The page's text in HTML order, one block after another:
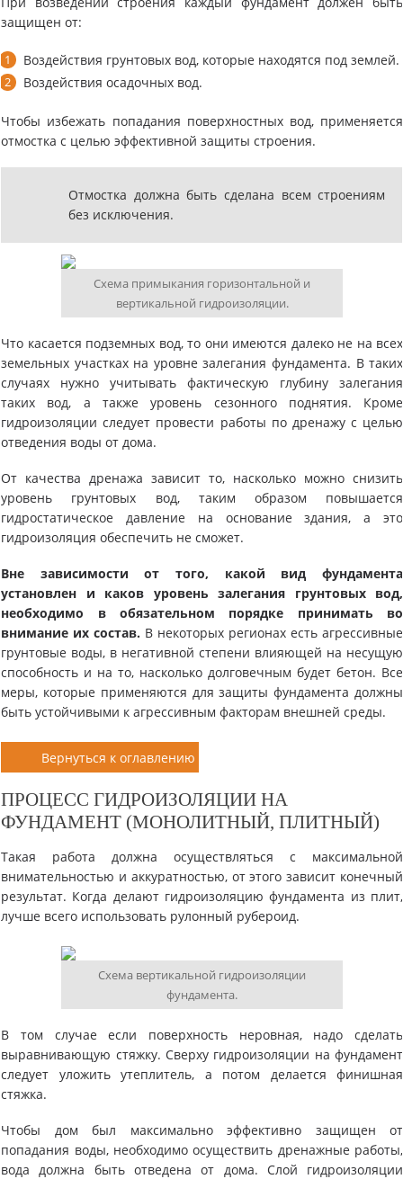
защищен от:
Воздействия грунтовых вод, которые находятся под землей.
Воздействия осадочных вод.
Чтобы избежать попадания поверхностных вод, применяется
отмостка с целью эффективной защиты строения.
Отмостка должна быть сделана всем строениям
без исключения.
Схема примыкания горизонтальной и
вертикальной гидроизоляции.
Что касается подземных вод, то они имеются далеко не на всех
земельных участках на уровне залегания фундамента. В таких
случаях нужно учитывать фактическую глубину залегания
таких вод, а также уровень сезонного поднятия. Кроме
гидроизоляции следует провести работы по дренажу с целью
отведения воды от дома.
От качества дренажа зависит то, насколько можно снизить
уровень грунтовых вод, таким образом повышается
гидростатическое давление на основание здания, а это
гидроизоляция обеспечить не сможет.
Вне зависимости от того, какой вид фундамента
установлен и каков уровень залегания грунтовых вод,
необходимо в обязательном порядке принимать во
внимание их состав. В некоторых регионах есть агрессивные
грунтовые воды, в негативной степени влияющей на несущую
способность и на то, насколько долговечным будет бетон. Все
меры, которые применяются для защиты фундамента должны
быть устойчивыми к агрессивным факторам внешней среды.
Вернуться к оглавлению
ПРОЦЕСС ГИДРОИЗОЛЯЦИИ НА
ФУНДАМЕНТ (МОНОЛИТНЫЙ, ПЛИТНЫЙ)
Такая работа должна осуществляться с максимальной
внимательностью и аккуратностью, от этого зависит конечный
результат. Когда делают гидроизоляцию фундамента из плит,
лучше всего использовать рулонный рубероид.
Схема вертикальной гидроизоляции
фундамента.
В том случае если поверхность неровная, надо сделать
выравнивающую стяжку. Сверху гидроизоляции на фундамент
следует уложить утеплитель, а потом делается финишная
стяжка.
Чтобы дом был максимально эффективно защищен от
попадания воды, необходимо осуществить дренажные работы,
вода должна быть отведена от дома. Слой гидроизоляции